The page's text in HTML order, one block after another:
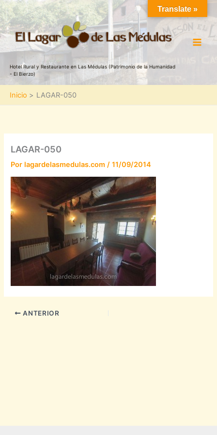
Ir
al
contenido
Hotel Rural y Restaurante en Las Médulas (Patrimonio de la Humanidad
- El Bierzo)
Inicio LAGAR-050
LAGAR-050
Por lagardelasmedulas.com/11/09/2014
ANTERIOR
Translate »